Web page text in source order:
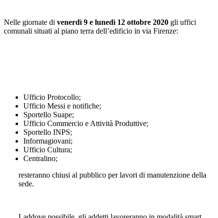
Nelle giornate di venerdì 9 e lunedì 12 ottobre 2020 gli uffici
comunali situati al piano terra dell’edificio in via Firenze:
Ufficio Protocollo;
Ufficio Messi e notifiche;
Sportello Suape;
Ufficio Commercio e Attività Produttive;
Sportello INPS;
Informagiovani;
Ufficio Cultura;
Centralino;
resteranno chiusi al pubblico per lavori di manutenzione della
sede.